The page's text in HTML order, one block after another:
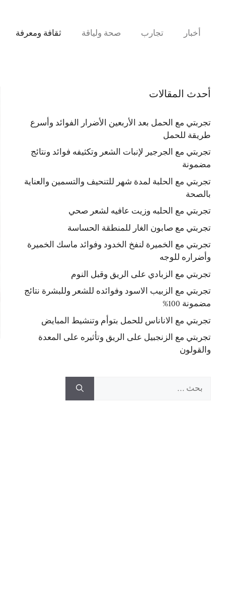
أخبار تجارب صحة ولياقة ثقافة ومعرفة
أحدث المقالات
تجربتي مع الحمل بعد الأربعين الأضرار الفوائد وأسرع
طريقة للحمل
تجربتي مع الجرجير لإنبات الشعر وتكثيفه فوائد ونتائج
مضمونة
تجربتي مع الحلبة لمدة شهر للتنحيف والتسمين والعناية
بالصحة
تجربتي مع الحلبه وزيت عافيه لشعر صحي
تجربتي مع صابون الغار للمنطقة الحساسة
تجربتي مع الخميرة لنفخ الخدود وفوائد ماسك الخميرة
وأضراره للوجه
تجربتي مع الزبادي على الريق وقبل النوم
تجربتي مع الزبيب الاسود وفوائده للشعر وللبشرة نتائج
مضمونة 100%
تجربتي مع الاناناس للحمل بتوأم وتنشيط المبايض
تجربتي مع الزنجبيل على الريق وتأثيره على المعدة
والقولون
عن: